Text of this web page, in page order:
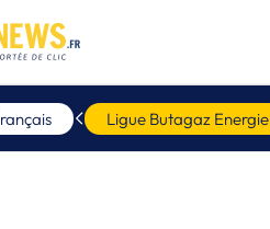
Ligue Butagaz Energie